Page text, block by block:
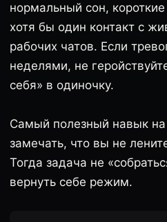
нормальный сон,
хотя бы один контакт с
рабочих чатов. Если
неделями, не
себя» в одиночку.
Самый полезный навык
замечать, что вы не
Тогда задача не
вернуть себе режим.